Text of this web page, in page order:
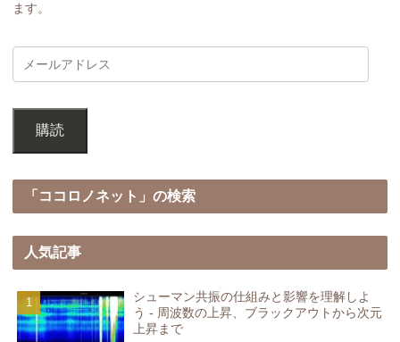
ます。
購読
「ココロノネット」の検索
人気記事
シューマン共振の仕組みと影響を理解しよ
う - 周波数の上昇、ブラックアウトから次元
上昇まで